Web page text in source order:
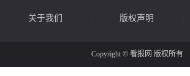
关于我们 版权声明
Copyright © 看报网 版权所有